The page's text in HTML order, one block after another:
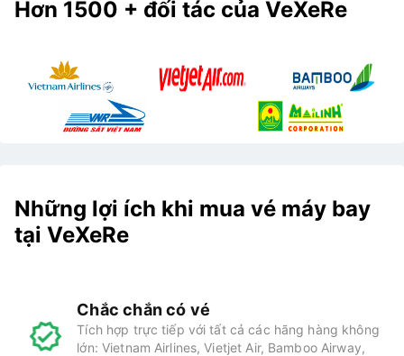
Hơn 1500 + đối tác của VeXeRe
Những lợi ích khi mua vé máy bay
tại VeXeRe
Chắc chắn có vé
Tích hợp trực tiếp với tất cả các hãng hàng không
lớn: Vietnam Airlines, Vietjet Air, Bamboo Airway,